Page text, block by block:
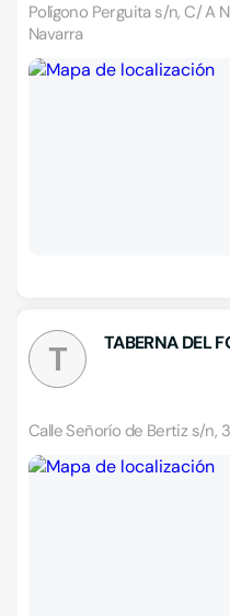
Polígono Perguita s/n, C/ A
Navarra
T TABERNA DEL
Calle Señorío de Bertiz s/n,